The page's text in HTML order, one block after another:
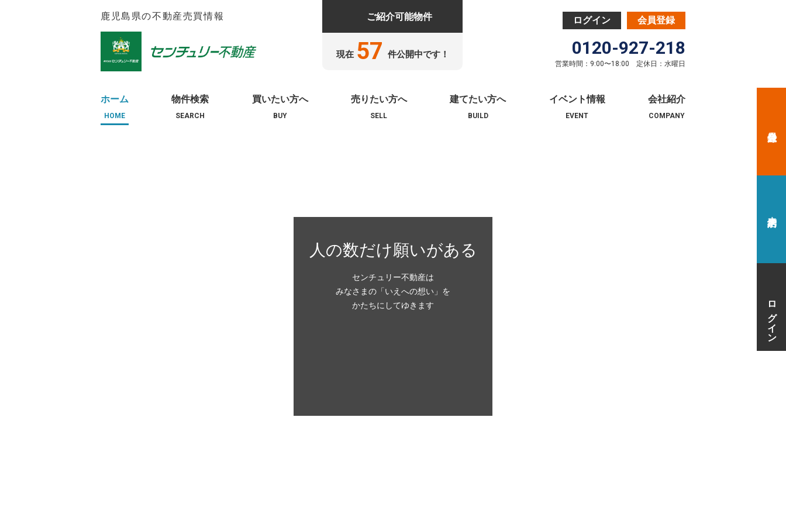
鹿児島県の不動産売買情報 ご紹介可能物件
現在 57 件公開中です！ 0120-927-218
営業時間：9:00〜18:00 定休日：水曜日
ホーム 物件検索 買いたい方へ 売りたい方へ 建てたい方へ イベント情報 会社紹介
人の数だけ願いがある
センチュリー不動産は
みなさまの「いえへの想い」を
かたちにしてゆきます